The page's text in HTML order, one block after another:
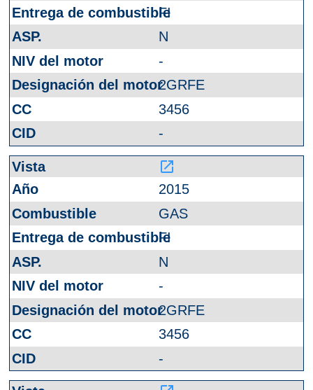
FI
N
-
2GRFE
3456
-
launch
2015
GAS
FI
N
-
2GRFE
3456
-